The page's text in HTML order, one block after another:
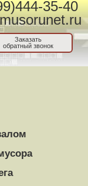
35-40
Заказать
обратный звонок